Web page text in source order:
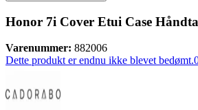
Honor 7i Cover Etui Case
Varenummer: 882006
Dette produkt er endnu ikke blevet bedømt.